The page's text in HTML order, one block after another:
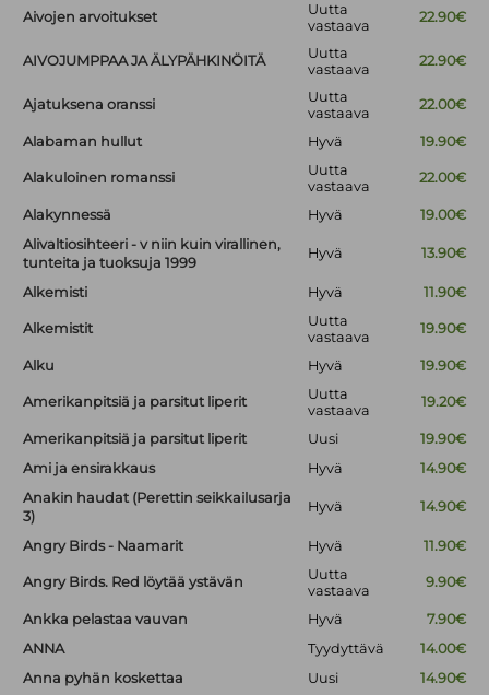
Aivojen arvoitukset
Uutta
vastaava
22.90€
AIVOJUMPPAA JA ÄLYPÄHKINÖITÄ
Uutta
vastaava
22.90€
Ajatuksena oranssi
Uutta
vastaava
22.00€
Alabaman hullut Hyvä 19.90€
Alakuloinen romanssi
Uutta
vastaava
22.00€
Alakynnessä Hyvä
19.00€
Alivaltiosihteeri - v niin kuin virallinen,
tunteita ja tuoksuja 1999
Hyvä 13.90€
Alkemisti Hyvä 11.90€
Alkemistit
Uutta
vastaava
19.90€
Alku Hyvä 19.90€
Amerikanpitsiä ja parsitut liperit
Uutta
vastaava
19.20€
Amerikanpitsiä ja parsitut liperit Uusi
19.90€
Ami ja ensirakkaus
Hyvä
14.90€
Anakin haudat (Perettin seikkailusarja
3)
Hyvä 14.90€
Angry Birds - Naamarit Hyvä 11.90€
Angry Birds. Red löytää ystävän
Uutta
vastaava
9.90€
Ankka pelastaa vauvan Hyvä
7.90€
ANNA
Tyydyttävä
14.00€
Anna pyhän koskettaa
Uusi 14.90€